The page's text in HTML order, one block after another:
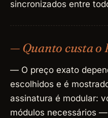
sincronizados entre
— Quanto custa o
— O preço exato
escolhidos e é
assinatura é modular:
módulos necessários